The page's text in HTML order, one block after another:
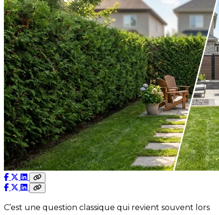
C’est une question classique qui revient souvent lors